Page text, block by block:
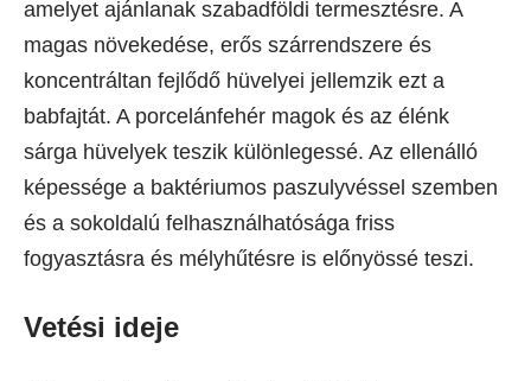
amelyet ajánlanak szabadföldi termesztésre. A
magas növekedése, erős szárrendszere és
koncentráltan fejlődő hüvelyei jellemzik ezt a
babfajtát. A porcelánfehér magok és az élénk
sárga hüvelyek teszik különlegessé. Az ellenálló
képessége a baktériumos paszulyvéssel szemben
és a sokoldalú felhasználhatósága friss
fogyasztásra és mélyhűtésre is előnyössé teszi.
Vetési ideje